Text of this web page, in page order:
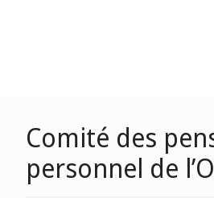
Comité des
personnel de